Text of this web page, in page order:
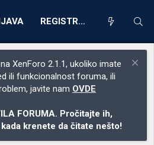
REGISTRACIJA
XenForo 2.1.1, ukoliko imate
ili funkcionalnost foruma, ili
javite nam OVDE
FORUMA. Pročitajte ih,
krenete da čitate nešto!